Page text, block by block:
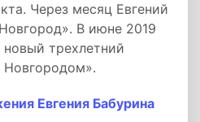
Через месяц Евгений
В июне 2019
новый трехлетний
Евгения Бабурина